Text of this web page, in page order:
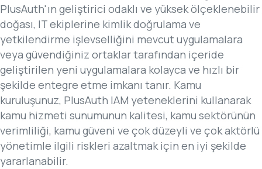
PlusAuth'ın geliştirici odaklı ve yüksek ölçeklenebilir
doğası, IT ekiplerine kimlik doğrulama ve
yetkilendirme işlevselliğini mevcut uygulamalara
veya güvendiğiniz ortaklar tarafından içeride
geliştirilen yeni uygulamalara kolayca ve hızlı bir
şekilde entegre etme imkanı tanır. Kamu
kuruluşunuz, PlusAuth IAM yeteneklerini kullanarak
kamu hizmeti sunumunun kalitesi, kamu sektörünün
verimliliği, kamu güveni ve çok düzeyli ve çok aktörlü
yönetimle ilgili riskleri azaltmak için en iyi şekilde
yararlanabilir.